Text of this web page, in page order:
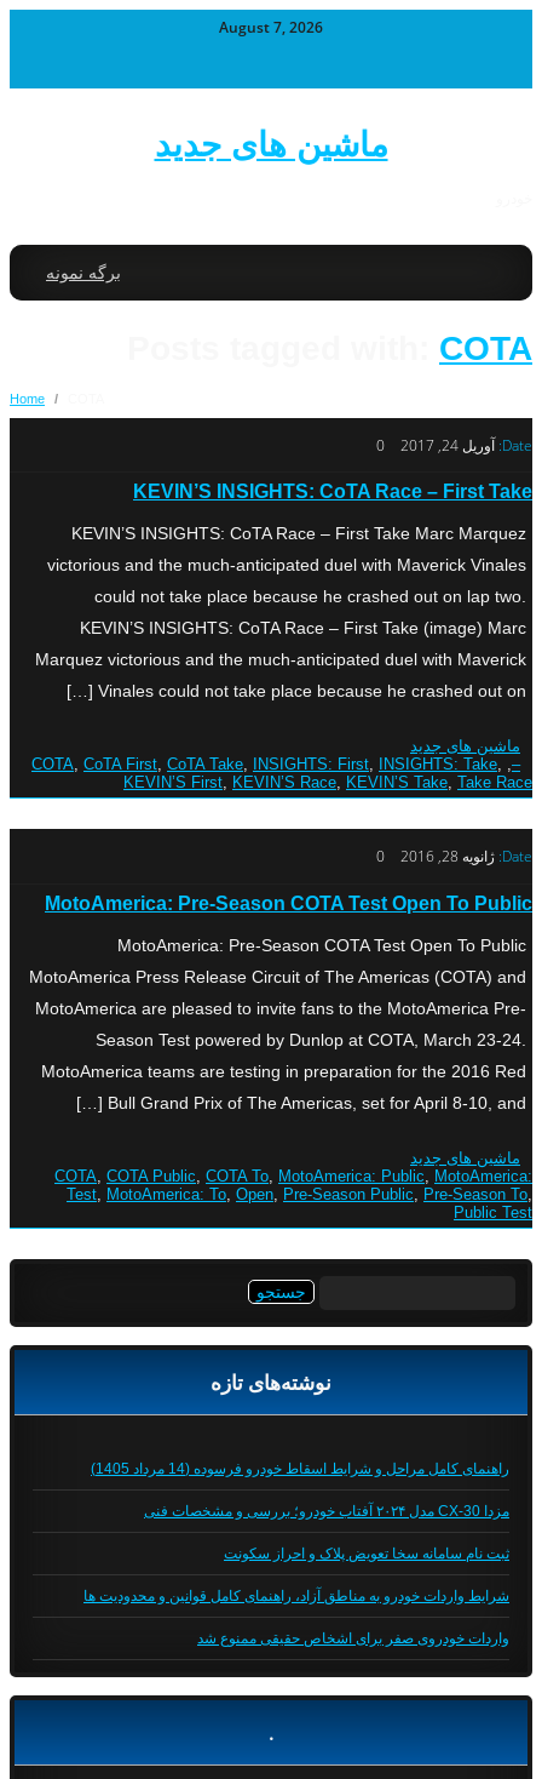
August 7, 2026
ماشین های جدید
برگه نمونه
COTA
Home /
Date: آوریل 24, 2017 0
KEVIN’S INSIGHTS: CoTA Race – First Take
KEVIN’S INSIGHTS: CoTA Race – First Take Marc Marquez
victorious and the much-anticipated duel with Maverick Vinales
could not take place because he crashed out on lap two.
KEVIN’S INSIGHTS: CoTA Race – First Take (image) Marc
Marquez victorious and the much-anticipated duel with Maverick
Vinales could not take place because he crashed out on […]
ماشین های جدید
–
,
COTA, CoTA First, CoTA Take, INSIGHTS: First, INSIGHTS: Take,
KEVIN’S First, KEVIN’S Race, KEVIN’S Take, Take Race
Date: ژانویه 28, 2016 0
MotoAmerica: Pre-Season COTA Test Open To Public
MotoAmerica: Pre-Season COTA Test Open To Public
MotoAmerica Press Release Circuit of The Americas (COTA) and
MotoAmerica are pleased to invite fans to the MotoAmerica Pre-
Season Test powered by Dunlop at COTA, March 23-24.
MotoAmerica teams are testing in preparation for the 2016 Red
Bull Grand Prix of The Americas, set for April 8-10, and […]
ماشین های جدید
COTA, COTA Public, COTA To, MotoAmerica: Public, MotoAmerica:
Test, MotoAmerica: To, Open, Pre-Season Public, Pre-Season To,
Public Test
نوشته‌های تازه
راهنمای کامل مراحل و شرایط اسقاط خودرو فرسوده (14 مرداد 1405)
مزدا CX-30 مدل ۲۰۲۴ آفتاب خودرو؛ بررسی و مشخصات فنی
ثبت نام سامانه سخا تعویض پلاک و احراز سکونت
شرایط واردات خودرو به مناطق آزاد، راهنمای کامل قوانین و محدودیت ها
واردات خودروی صفر برای اشخاص حقیقی ممنوع شد
.